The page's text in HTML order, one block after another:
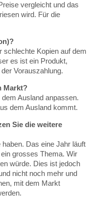
vergleicht und das
wird. Für die
schlechte Kopien auf dem
es ist ein Produkt,
Vorauszahlung.
Markt?
Ausland anpassen.
dem Ausland kommt.
Sie die weitere
Das eine Jahr läuft
grosses Thema. Wir
würde. Dies ist jedoch
nicht noch mehr und
mit dem Markt